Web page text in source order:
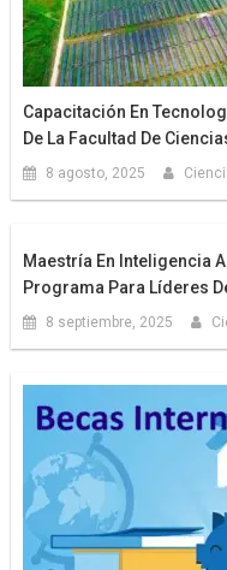
Capacitación En
De La Facultad De
8 agosto, 2025
Maestría En Inteligencia
Programa Para Líderes
8 septiembre, 2025